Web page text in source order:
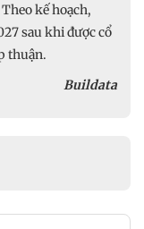
kế hoạch,
sau khi được cổ
thuận.
Buildata